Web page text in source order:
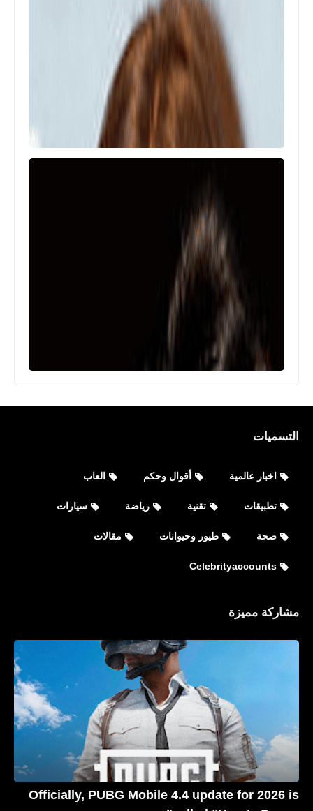
Celebrityaccounts
Celebrityaccounts
جميع حسابات دوا ليبا Dua Lipa
الشخصية على مواقع التواصل الاجتماعي
التسميات
اخبار عالمية أقوال وحكم العاب
تطبيقات تقنية رياضة سيارات
صحة طيور وحيوانات مقالات
Celebrityaccounts
مشاركة مميزة
Officially, PUBG Mobile 4.4 update for 2026 is